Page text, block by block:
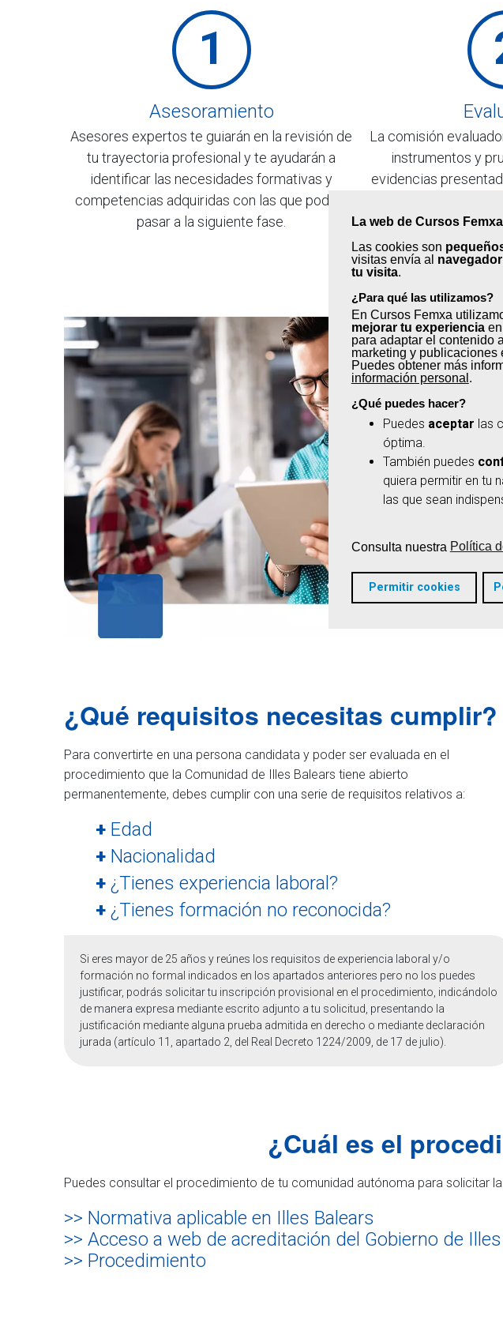
La web de Cursos
Las cookies son
visitas envía al navegador
tu visita.
¿Para qué las utilizamos?
En Cursos Femxa
mejorar tu experienciaen
para adaptar el contenido
marketing y publicaciones
Puedes obtener más
información personal .
¿Qué puedes hacer?
Puedes aceptar las
óptima.
También puedes
quiera permitir en tu
las que sean
Consulta nuestra Política
Permitir cookies
1
Asesoramiento
Asesores expertos te guiarán en la revisión de
tu trayectoria profesional y te ayudarán a
identificar las necesidades formativas y
competencias adquiridas con las que podrás
pasar a la siguiente fase.
La comisión
instrumentos y
evidencias
caso desfavorable,
formativo que te
¿Qué requisitos necesitas cumplir?
Para convertirte en una persona candidata y poder ser evaluada en el
procedimiento que la Comunidad de Illes Balears tiene abierto
permanentemente, debes cumplir con una serie de requisitos relativos a:
+Edad
+Nacionalidad
+¿Tienes experiencia laboral?
+¿Tienes formación no reconocida?
Si eres mayor de 25 años y reúnes los requisitos de experiencia laboral y/o
formación no formal indicados en los apartados anteriores pero no los puedes
justificar, podrás solicitar tu inscripción provisional en el procedimiento, indicándolo
de manera expresa mediante escrito adjunto a tu solicitud, presentando la
justificación mediante alguna prueba admitida en derecho o mediante declaración
jurada (artículo 11, apartado 2, del Real Decreto 1224/2009, de 17 de julio).
¿Cuál es el
Puedes consultar el procedimiento de tu comunidad autónoma para solicitar
>> Normativa aplicable en Illes Balears
>> Acceso a web de acreditación del Gobierno de
>> Procedimiento